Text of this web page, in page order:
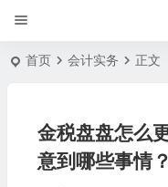
首页 会计实务 正文
金税盘盘怎么
意到哪些事情？